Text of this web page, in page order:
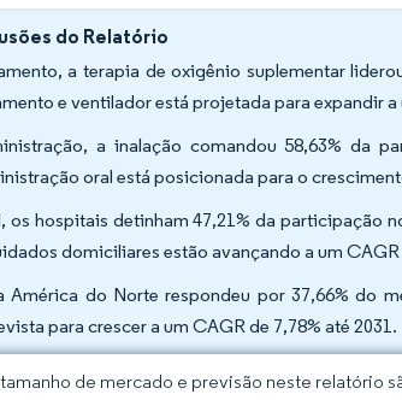
do Relatório
a terapia de oxigênio suplementar
e ventilador está projetada para expandir a
a inalação comandou 58,63% da
oral está posicionada para o
os hospitais detinham 47,21% da participação
domiciliares estão avançando a um CAGR
América do Norte respondeu por 37,66% do
para crescer a um CAGR de 7,78% até 2031.
de mercado e previsão neste relatório